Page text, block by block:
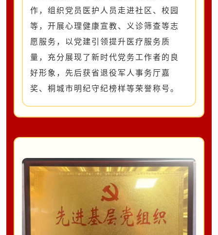
作，组织党员医护人员走进社区、校园
等，开展心理健康宣教、义诊筛查等志
愿服务，以党建引领提升医疗服务质
量，充分展现了新时代党务工作者的良
好形象，先后获省退役军人事务厅嘉
奖、桐城市明纪守纪榜样等荣誉称号。